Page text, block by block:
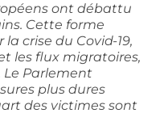
ont débattu
Cette forme
crise du Covid-19,
les flux migratoires,
Parlement
plus dures
des victimes sont